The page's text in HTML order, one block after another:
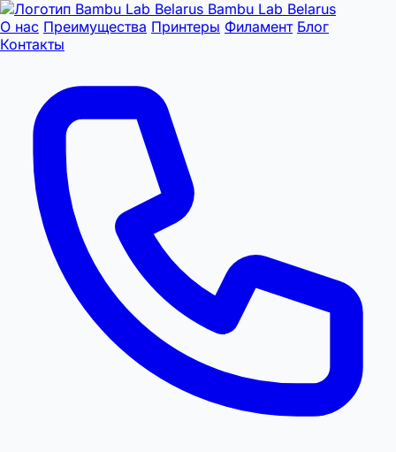
Bambu Lab Belarus
О нас Преимущества Принтеры Филамент Блог
Контакты